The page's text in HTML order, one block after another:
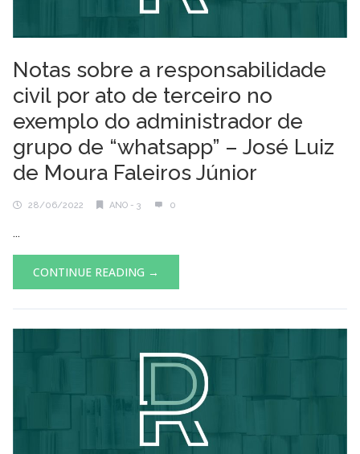
Notas sobre a responsabilidade
civil por ato de terceiro no
exemplo do administrador de
grupo de “whatsapp” – José Luiz
de Moura Faleiros Júnior
28/06/2022 ANO - 3 0
...
CONTINUE READING →